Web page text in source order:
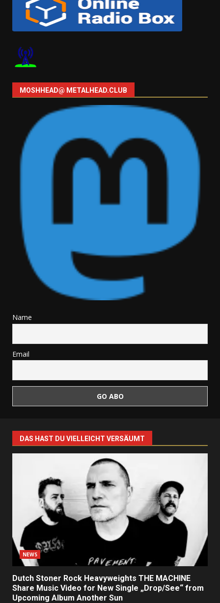
MOSHHEAD@ METALHEAD.CLUB
Name
Email
DAS HAST DU VIELLEICHT VERSÄUMT
NEWS
Dutch Stoner Rock Heavyweights THE MACHINE
Share Music Video for New Single „Drop/See“ from
Upcoming Album Another Sun